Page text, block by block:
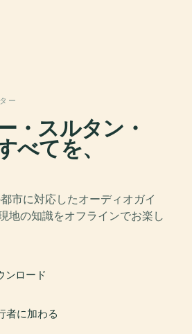
ー
・スルタン・
べてを、
市に対応したオーディオガイ
地の知識をオフラインでお楽し
ンロード
者に加わる